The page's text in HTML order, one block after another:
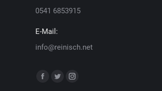
0541 6853915
E-Mail:
info@reinisch.net
Finden Sie uns auf:
Facebook
TwitterInstagram